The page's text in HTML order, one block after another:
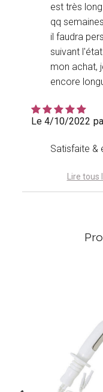
est très
qq
il faudra
suivant
mon achat,
encore
Le 4/10/2022
Satisfaite &
Lire tous